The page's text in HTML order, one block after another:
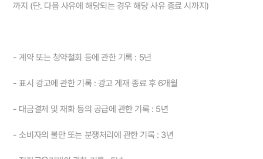
까지 (단. 다음 사유에 해당되는 경우 해당 사유 종료 시까지)
- 계약 또는 청약철회 등에 관한 기록 : 5년
- 표시 광고에 관한 기록 : 광고 게재 종료 후 6개월
- 대금결제 및 재화 등의 공급에 관한 기록 : 5년
- 소비자의 불만 또는 분쟁처리에 관한 기록 : 3년